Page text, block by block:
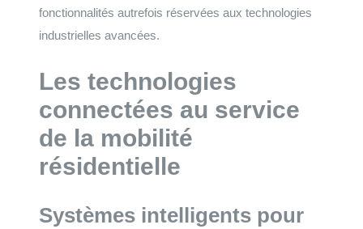
fonctionnalités autrefois réservées aux technologies
industrielles avancées.
Les technologies
connectées au service
de la mobilité
résidentielle
Systèmes intelligents pour